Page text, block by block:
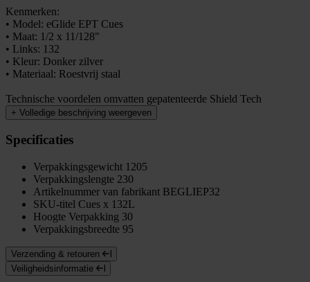
Kenmerken:
• Model: eGlide EPT Cues
• Maat: 1/2 x 11/128"
• Links: 132
• Kleur: Donker zilver
• Materiaal: Roestvrij staal
Technische voordelen omvatten gepatenteerde Shield Tech
+ Volledige beschrijving weergeven
Specificaties
Verpakkingsgewicht 1205
Verpakkingslengte 230
Artikelnummer van fabrikant BEGLIEP32
SKU-titel Cues x 132L
Hoogte Verpakking 30
Verpakkingsbreedte 95
Verzending & retouren
Veiligheidsinformatie